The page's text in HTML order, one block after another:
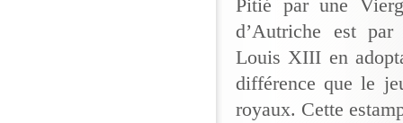
Pitié par une
d’Autriche est
Louis XIII en
différence que le
royaux. Cette